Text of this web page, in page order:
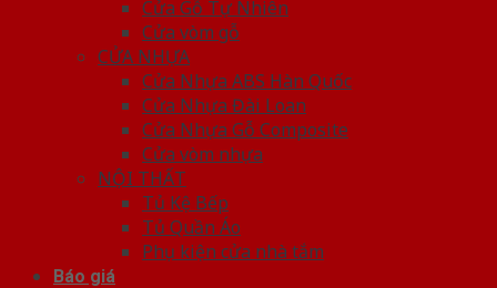
Cửa Gỗ Tự Nhiên
Cửa vòm gỗ
CỬA NHỰA
Cửa Nhựa ABS Hàn Quốc
Cửa Nhựa Đài Loan
Cửa Nhựa Gỗ Composite
Cửa vòm nhựa
NỘI THẤT
Tủ Kệ Bếp
Tủ Quần Áo
Phụ kiện cửa nhà tắm
Báo giá